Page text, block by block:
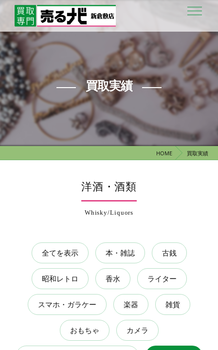
買取実績
HOME 買取実績
洋酒・酒類
Whisky/Liquors
全てを表示 本・雑誌 古銭
昭和レトロ 香水 ライター
スマホ・ガラケー 楽器 雑貨
おもちゃ カメラ